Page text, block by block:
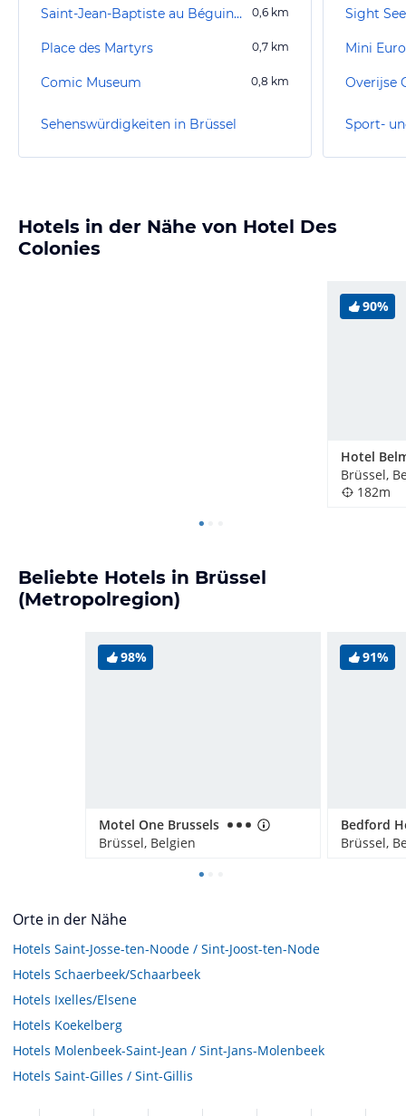
Saint-Jean-Baptiste au Béguinage 0,6 km
Place des Martyrs 0,7 km
Comic Museum 0,8 km
Sehenswürdigkeiten in Brüssel
Sight
Mini
Overijse
Sport-
Hotels in der Nähe von Hotel Des
Colonies
90%
Hotel
Brüssel,
182m
Beliebte Hotels in Brüssel
(Metropolregion)
98%
Motel One Brussels
Brüssel, Belgien
91%
Brüssel,
Orte in der Nähe
Hotels Saint-Josse-ten-Noode / Sint-Joost-ten-Node
Hotels Schaerbeek/Schaarbeek
Hotels Ixelles/Elsene
Hotels Koekelberg
Hotels Molenbeek-Saint-Jean / Sint-Jans-Molenbeek
Hotels Saint-Gilles / Sint-Gillis